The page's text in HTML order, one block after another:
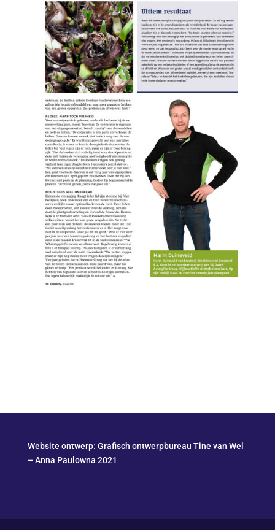
Website ontwerp: Grafisch ontwerpbureau Tine van Wel
– Anna Paulowna 2021